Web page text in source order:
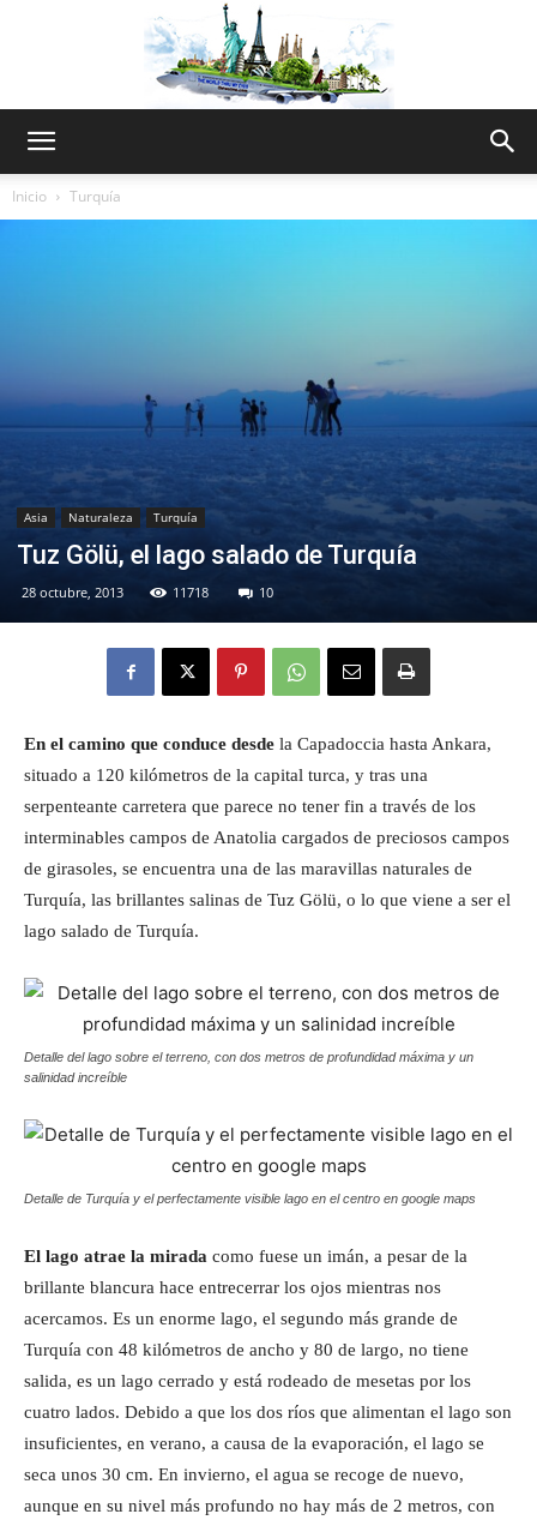
My
Eyes
Inicio Turquía
Asia Naturaleza Turquía
Tuz Gölü, el lago salado de Turquía
28 octubre, 2013 11718 10
En el camino que conduce desde la Capadoccia hasta Ankara,
situado a 120 kilómetros de la capital turca, y tras una
serpenteante carretera que parece no tener fin a través de los
interminables campos de Anatolia cargados de preciosos campos
de girasoles, se encuentra una de las maravillas naturales de
Turquía, las brillantes salinas de Tuz Gölü, o lo que viene a ser el
lago salado de Turquía.
Detalle del lago sobre el terreno, con dos metros de profundidad máxima y un
salinidad increíble
Detalle de Turquía y el perfectamente visible lago en el centro en google maps
El lago atrae la mirada como fuese un imán, a pesar de la
brillante blancura hace entrecerrar los ojos mientras nos
acercamos. Es un enorme lago, el segundo más grande de
Turquía con 48 kilómetros de ancho y 80 de largo, no tiene
salida, es un lago cerrado y está rodeado de mesetas por los
cuatro lados. Debido a que los dos ríos que alimentan el lago son
insuficientes, en verano, a causa de la evaporación, el lago se
seca unos 30 cm. En invierno, el agua se recoge de nuevo,
aunque en su nivel más profundo no hay más de 2 metros, con